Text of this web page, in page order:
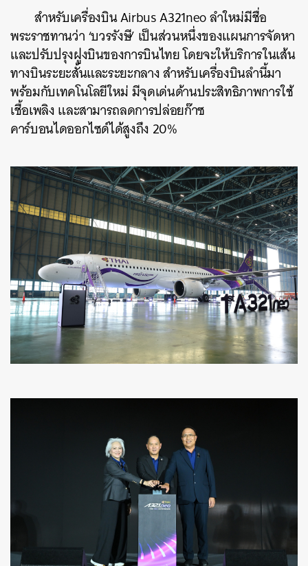
สำหรับเครื่องบิน Airbus A321neo ลำใหม่มีชื่อ
พระราชทานว่า ‘บวรรังษี’ เป็นส่วนหนึ่งของแผนการจัดหา
และปรับปรุงฝูงบินของการบินไทย โดยจะให้บริการในเส้น
ทางบินระยะสั้นและระยะกลาง สำหรับเครื่องบินลำนี้มา
พร้อมกับเทคโนโลยีใหม่ มีจุดเด่นด้านประสิทธิภาพการใช้
เชื้อเพลิง และสามารถลดการปล่อยก๊าซ
คาร์บอนไดออกไซด์ได้สูงถึง 20%